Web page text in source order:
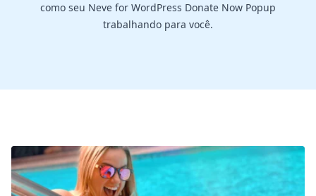
como seu Neve for WordPress Donate Now Popup
trabalhando para você.